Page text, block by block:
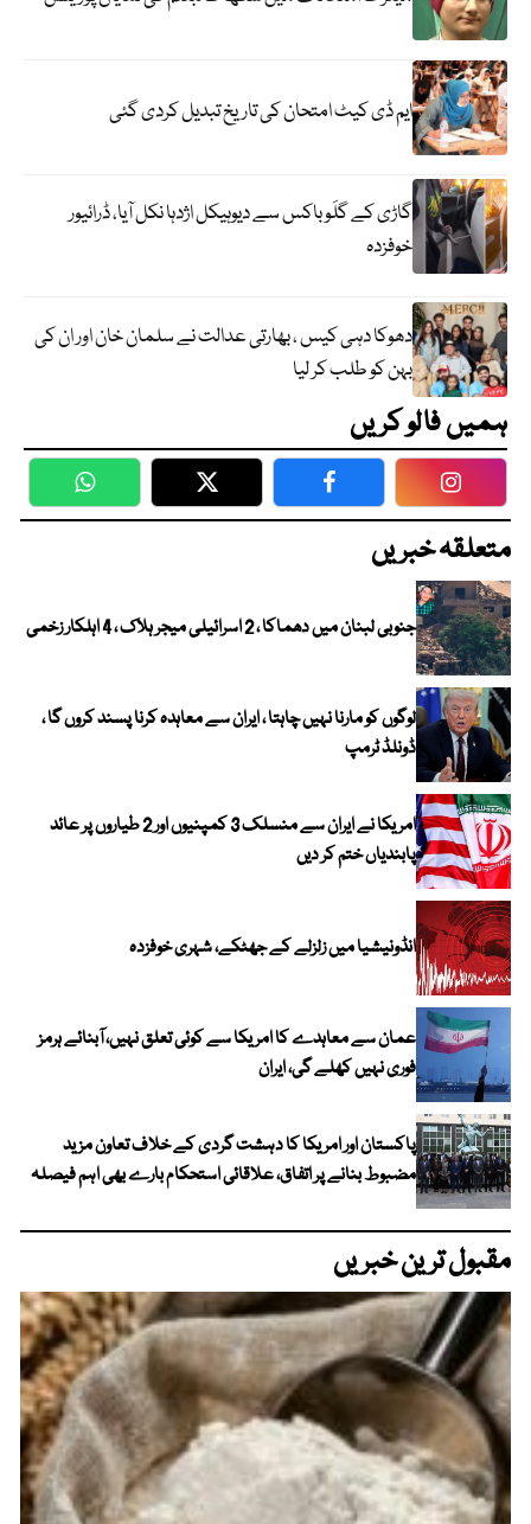
ایم ڈی کیٹ امتحان کی تاریخ تبدیل کردی گئی
گاڑی کے گلَو باکس سے دیوہیکل اژدہا نکل آیا، ڈرائیور
خوفزدہ
دھوکا دہی کیس ، بھارتی عدالت نے سلمان خان اور ان کی
بہن کو طلب کر لیا
ہمیں فالو کریں
WhatsApp Twitter Facebook
متعلقہ خبریں
جنوبی لبنان میں دھماکا ، 2 اسرائیلی میجر ہلاک ، 4 اہلکار زخمی
لوگوں کو مارنا نہیں چاہتا ، ایران سے معاہدہ کرنا پسند کروں گا ،
ڈونلڈ ٹرمپ
امریکا نے ایران سے منسلک 3 کمپنیوں اور 2 طیاروں پر عائد
پابندیاں ختم کر دیں
انڈونیشیا میں زلزلے کے جھٹکے، شہری خوفزدہ
عمان سے معاہدے کا امریکا سے کوئی تعلق نہیں، آبنائے ہرمز
فوری نہیں کھلے گی، ایران
پاکستان اور امریکا کا دہشت گردی کے خلاف تعاون مزید
مضبوط بنانے پر اتفاق، علاقائی استحکام بارے بھی اہم فیصلہ
مقبول ترین خبریں